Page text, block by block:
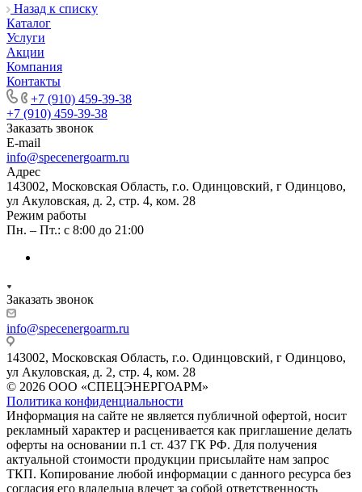
Назад к списку
Каталог
Услуги
Акции
Компания
Контакты
+7 (910) 459-39-38
+7 (910) 459-39-38
Заказать звонок
E-mail
info@specenergoarm.ru
Адрес
143002, Московская Область, г.о. Одинцовский, г Одинцово,
ул Акуловская, д. 2, стр. 4, ком. 28
Режим работы
Пн. – Пт.: с 8:00 до 21:00
Заказать звонок
info@specenergoarm.ru
143002, Московская Область, г.о. Одинцовский, г Одинцово,
ул Акуловская, д. 2, стр. 4, ком. 28
© 2026 ООО «СПЕЦЭНЕРГОАРМ»
Политика конфиденциальности
Информация на сайте не является публичной офертой, носит
рекламный характер и расценивается как приглашение делать
оферты на основании п.1 ст. 437 ГК РФ. Для получения
актуальной стоимости продукции присылайте нам запрос
ТКП. Копирование любой информации с данного ресурса без
согласия его владельца влечет за собой ответственность